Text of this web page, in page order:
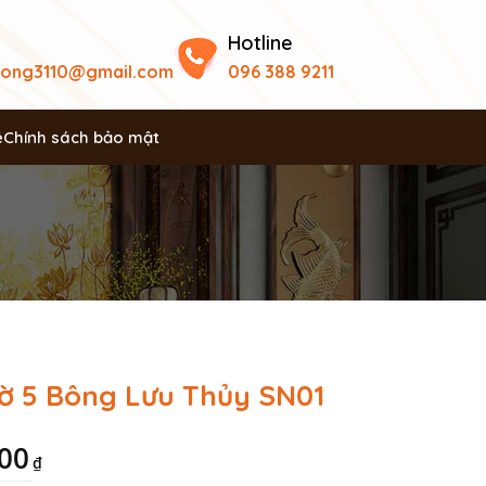
Hotline
096 388 9211
Chính sách bảo mật
5 Bông Lưu Thủy SN01
₫